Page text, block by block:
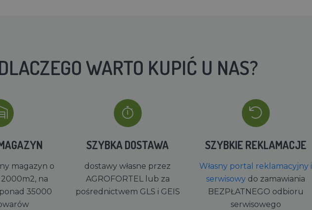
WARTO KUPIĆ U NAS?
magazyn o
na
35000
SZYBKA DOSTAWA
dostawy własne przez
AGROFORTEL lub za
pośrednictwem GLS i GEIS
SZYBKIE REKLAMACJE
Własny portal reklamacyjny i
serwisowy do zamawiania
BEZPŁATNEGO odbioru
serwisowego